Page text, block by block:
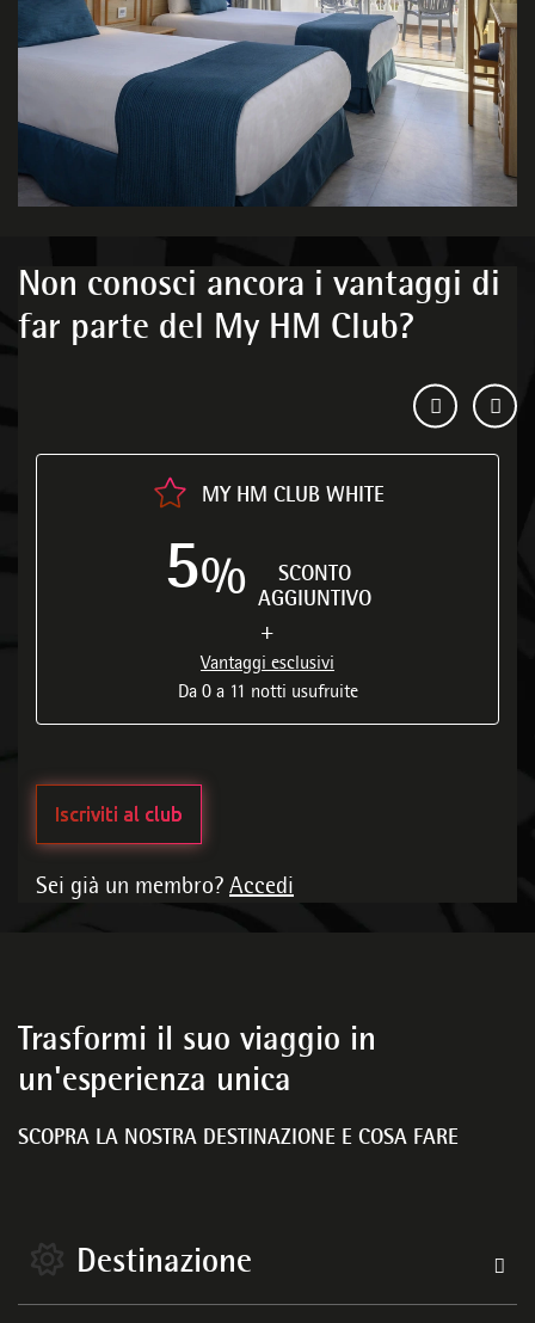
Non conosci ancora i vantaggi di
far parte del My HM Club?
MY HM CLUB WHITE
5%
SCONTO
AGGIUNTIVO
+
Vantaggi esclusivi
Da 0 a 11 notti usufruite
Iscriviti al club
Sei già un membro? Accedi
Trasformi il suo viaggio in
un'esperienza unica
SCOPRA LA NOSTRA DESTINAZIONE E COSA FARE
Destinazione